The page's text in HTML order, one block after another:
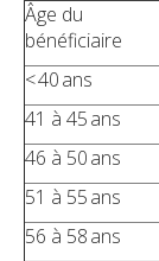
Âge du
bénéficiaire
< 40 ans
41 à 45 ans
46 à 50 ans
51 à 55 ans
56 à 58 ans